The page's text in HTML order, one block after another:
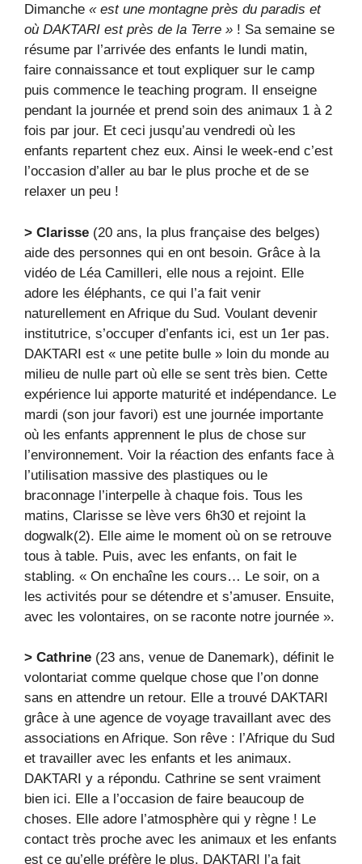
Dimanche « est une montagne près du paradis et
où DAKTARI est près de la Terre » ! Sa semaine se
résume par l’arrivée des enfants le lundi matin,
faire connaissance et tout expliquer sur le camp
puis commence le teaching program. Il enseigne
pendant la journée et prend soin des animaux 1 à 2
fois par jour. Et ceci jusqu’au vendredi où les
enfants repartent chez eux. Ainsi le week-end c’est
l’occasion d’aller au bar le plus proche et de se
relaxer un peu !
> Clarisse (20 ans, la plus française des belges)
aide des personnes qui en ont besoin. Grâce à la
vidéo de Léa Camilleri, elle nous a rejoint. Elle
adore les éléphants, ce qui l’a fait venir
naturellement en Afrique du Sud. Voulant devenir
institutrice, s’occuper d’enfants ici, est un 1er pas.
DAKTARI est « une petite bulle » loin du monde au
milieu de nulle part où elle se sent très bien. Cette
expérience lui apporte maturité et indépendance. Le
mardi (son jour favori) est une journée importante
où les enfants apprennent le plus de chose sur
l’environnement. Voir la réaction des enfants face à
l’utilisation massive des plastiques ou le
braconnage l’interpelle à chaque fois. Tous les
matins, Clarisse se lève vers 6h30 et rejoint la
dogwalk(2). Elle aime le moment où on se retrouve
tous à table. Puis, avec les enfants, on fait le
stabling. « On enchaîne les cours… Le soir, on a
les activités pour se détendre et s’amuser. Ensuite,
avec les volontaires, on se raconte notre journée ».
> Cathrine (23 ans, venue de Danemark), définit le
volontariat comme quelque chose que l’on donne
sans en attendre un retour. Elle a trouvé DAKTARI
grâce à une agence de voyage travaillant avec des
associations en Afrique. Son rêve : l’Afrique du Sud
et travailler avec les enfants et les animaux.
DAKTARI y a répondu. Cathrine se sent vraiment
bien ici. Elle a l’occasion de faire beaucoup de
choses. Elle adore l’atmosphère qui y règne ! Le
contact très proche avec les animaux et les enfants
est ce qu’elle préfère le plus. DAKTARI l’a fait